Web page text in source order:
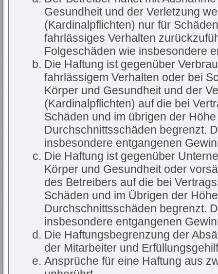
Gesundheit und der Verletzung
(Kardinalpflichten) nur für
fahrlässiges Verhalten
Folgeschäden wie insbesondere
Die Haftung ist gegenüber
fahrlässigem Verhalten oder bei
Körper und Gesundheit und der
(Kardinalpflichten) auf die bei
Schäden und im übrigen der
Durchschnittsschäden begrenzt.
insbesondere entgangenen
Die Haftung ist gegenüber
Körper und Gesundheit oder
des Betreibers auf die bei
Schäden und im Übrigen der
Durchschnittsschäden begrenzt.
insbesondere entgangenen
Die Haftungsbegrenzung der
der Mitarbeiter und
Ansprüche für eine Haftung aus